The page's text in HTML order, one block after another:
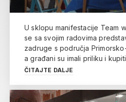
U sklopu manifestacije Team
se sa svojim radovima
zadruge s područja
a građani su imali priliku i
ČITAJTE DALJE